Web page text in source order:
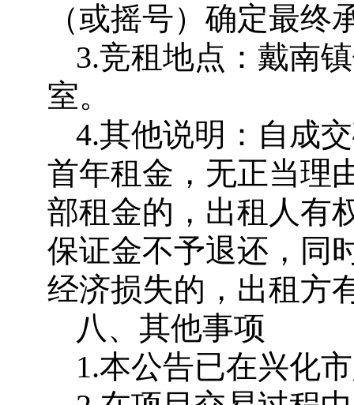
（或摇号）确定最终
3.竞租地点：戴南
室。
4.其他说明：自成
首年租金，无正当理
部租金的，出租人有
保证金不予退还，同
经济损失的，出租方
八、其他事项
1.本公告已在兴化